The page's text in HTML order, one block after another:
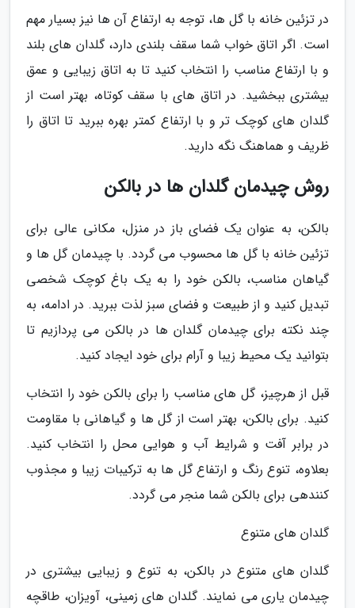
در تزئین خانه با گل ها، توجه به ارتفاع آن ها نیز بسیار مهم
است. اگر اتاق خواب شما سقف بلندی دارد، گلدان های بلند
و با ارتفاع مناسب را انتخاب کنید تا به اتاق زیبایی و عمق
بیشتری ببخشید. در اتاق های با سقف کوتاه، بهتر است از
گلدان های کوچک تر و با ارتفاع کمتر بهره ببرید تا اتاق را
ظریف و هماهنگ نگه دارید.
روش چیدمان گلدان ها در بالکن
بالکن، به عنوان یک فضای باز در منزل، مکانی عالی برای
تزئین خانه با گل ها محسوب می گردد. با چیدمان گل ها و
گیاهان مناسب، بالکن خود را به یک باغ کوچک شخصی
تبدیل کنید و از طبیعت و فضای سبز لذت ببرید. در ادامه، به
چند نکته برای چیدمان گلدان ها در بالکن می پردازیم تا
بتوانید یک محیط زیبا و آرام برای خود ایجاد کنید.
قبل از هرچیز، گل های مناسب را برای بالکن خود را انتخاب
کنید. برای بالکن، بهتر است از گل ها و گیاهانی با مقاومت
در برابر آفت و شرایط آب و هوایی محل را انتخاب کنید.
بعلاوه، تنوع رنگ و ارتفاع گل ها به ترکیبات زیبا و مجذوب
کنندهی برای بالکن شما منجر می گردد.
گلدان های متنوع
گلدان های متنوع در بالکن، به تنوع و زیبایی بیشتری در
چیدمان یاری می نمایند. گلدان های زمینی، آویزان، طاقچه